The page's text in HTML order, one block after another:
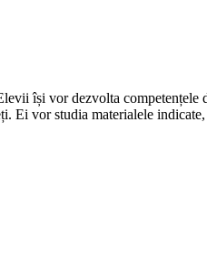
își vor dezvolta
Ei vor studia materialele